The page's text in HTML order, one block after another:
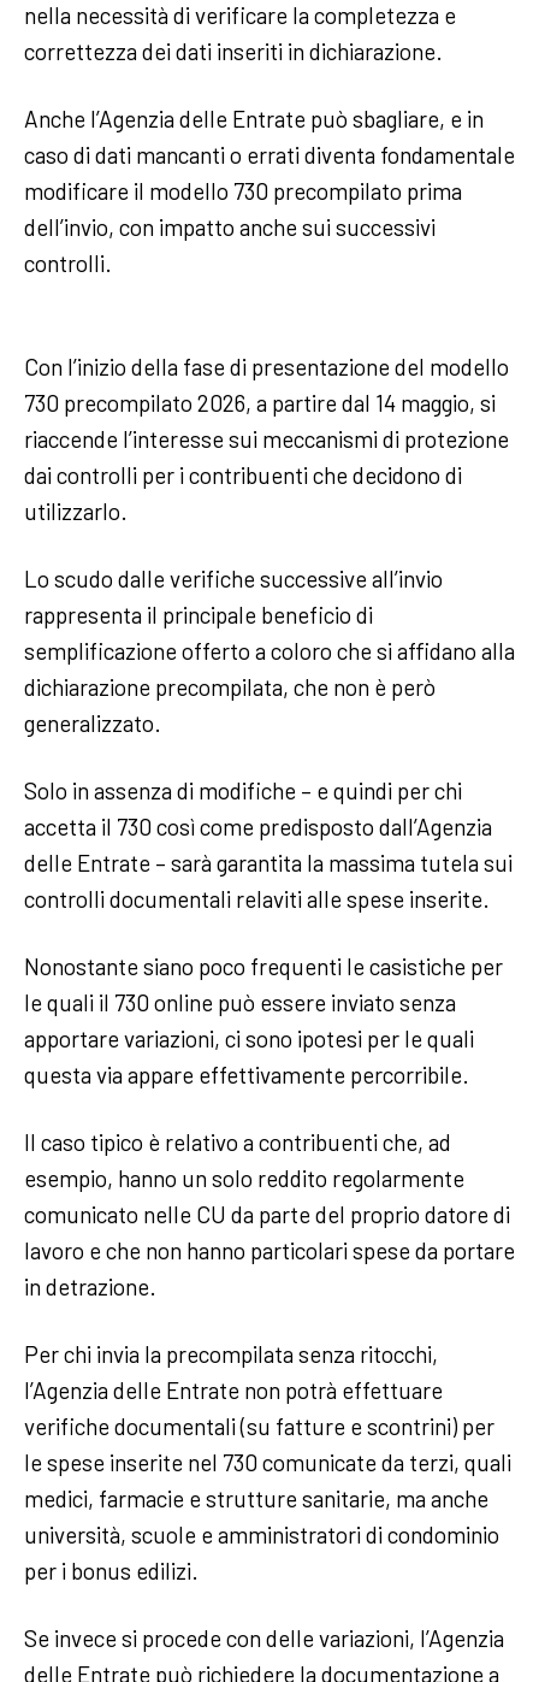
nella necessità di verificare la completezza e
correttezza dei dati inseriti in dichiarazione.
Anche l’Agenzia delle Entrate può sbagliare, e in
caso di dati mancanti o errati diventa fondamentale
modificare il modello 730 precompilato prima
dell’invio, con impatto anche sui successivi
controlli.
Con l’inizio della fase di presentazione del modello
730 precompilato 2026, a partire dal 14 maggio, si
riaccende l’interesse sui meccanismi di protezione
dai controlli per i contribuenti che decidono di
utilizzarlo.
Lo scudo dalle verifiche successive all’invio
rappresenta il principale beneficio di
semplificazione offerto a coloro che si affidano alla
dichiarazione precompilata, che non è però
generalizzato.
Solo in assenza di modifiche – e quindi per chi
accetta il 730 così come predisposto dall’Agenzia
delle Entrate – sarà garantita la massima tutela sui
controlli documentali relaviti alle spese inserite.
Nonostante siano poco frequenti le casistiche per
le quali il 730 online può essere inviato senza
apportare variazioni, ci sono ipotesi per le quali
questa via appare effettivamente percorribile.
Il caso tipico è relativo a contribuenti che, ad
esempio, hanno un solo reddito regolarmente
comunicato nelle CU da parte del proprio datore di
lavoro e che non hanno particolari spese da portare
in detrazione.
Per chi invia la precompilata senza ritocchi,
l’Agenzia delle Entrate non potrà effettuare
verifiche documentali (su fatture e scontrini) per
le spese inserite nel 730 comunicate da terzi, quali
medici, farmacie e strutture sanitarie, ma anche
università, scuole e amministratori di condominio
per i bonus edilizi.
Se invece si procede con delle variazioni, l’Agenzia
delle Entrate può richiedere la documentazione a